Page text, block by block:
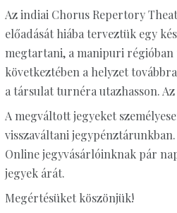
Az indiai Chorus Repertory
előadását hiába terveztük egy
megtartani, a manipuri
következtében a helyzet
a társulat turnéra utazhasson.
A megváltott jegyeket
visszaváltani jegypénztárunkban.
Online jegyvásárlóinknak pár
jegyek árát.
Megértésüket köszönjük!